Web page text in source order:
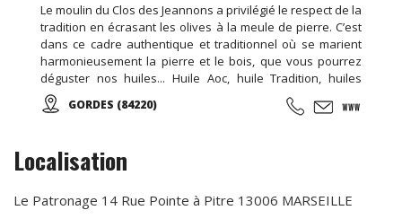
Le moulin du Clos des Jeannons a privilégié le respect de la
tradition en écrasant les olives à la meule de pierre. C’est
dans ce cadre authentique et traditionnel où se marient
harmonieusement la pierre et le bois, que vous pourrez
déguster nos huiles... Huile Aoc, huile Tradition, huiles
aromatisées, olives, tapenades et artisanat de qualité.
GORDES (84220)
Localisation
Le Patronage 14 Rue Pointe à Pitre 13006 MARSEILLE